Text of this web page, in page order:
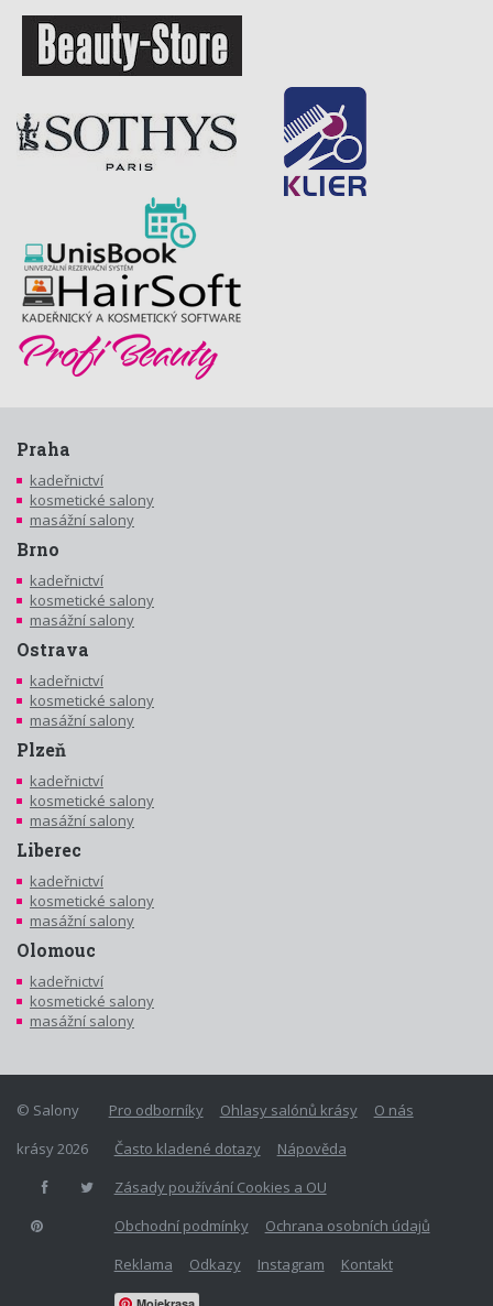
Praha
kadeřnictví
kosmetické salony
masážní salony
Brno
kadeřnictví
kosmetické salony
masážní salony
Ostrava
kadeřnictví
kosmetické salony
masážní salony
Plzeň
kadeřnictví
kosmetické salony
masážní salony
Liberec
kadeřnictví
kosmetické salony
masážní salony
Olomouc
kadeřnictví
kosmetické salony
masážní salony
Pro odborníky Ohlasy salónů krásy
O nás
Často kladené dotazy
Nápověda
Zásady používání Cookies a OU
Obchodní podmínky
Ochrana osobních údajů
Reklama
Odkazy Instagram Kontakt
© Salony
krásy 2026